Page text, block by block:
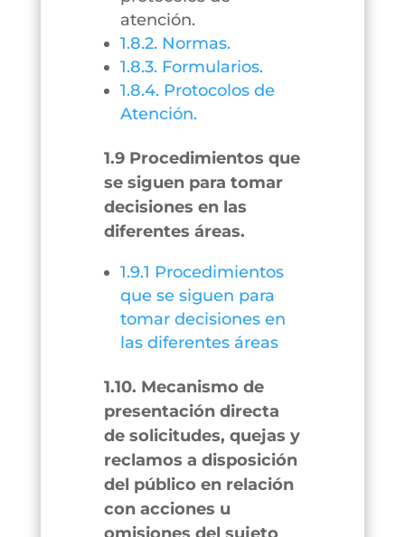
atención.
1.8.2. Normas.
1.8.3. Formularios.
1.8.4. Protocolos de
Atención.
1.9 Procedimientos que
se siguen para tomar
decisiones en las
diferentes áreas.
1.9.1 Procedimientos
que se siguen para
tomar decisiones en
las diferentes áreas
1.10. Mecanismo de
presentación directa
de solicitudes, quejas y
reclamos a disposición
del público en relación
con acciones u